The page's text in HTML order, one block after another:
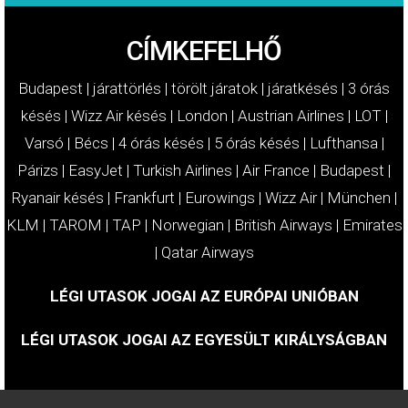
CÍMKEFELHŐ
Budapest | járattörlés | törölt járatok | járatkésés | 3 órás
késés | Wizz Air késés | London | Austrian Airlines | LOT|
Varsó | Bécs | 4 órás késés | 5 órás késés | Lufthansa |
Párizs | EasyJet | Turkish Airlines | Air France | Budapest |
Ryanair késés | Frankfurt | Eurowings | Wizz Air| München |
KLM | TAROM | TAP | Norwegian | British Airways | Emirates
| Qatar Airways
LÉGI UTASOK JOGAI AZ EURÓPAI UNIÓBAN
LÉGI UTASOK JOGAI AZ EGYESÜLT KIRÁLYSÁGBAN